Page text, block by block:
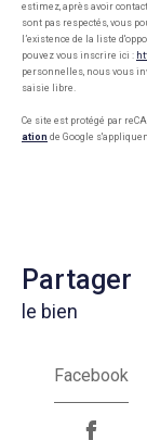
estimez, après avoir
sont pas respectés, vous
l’existence de la liste
pouvez vous inscrire ici :
personnelles, nous vous
saisie libre.
Ce site est protégé par
ation de Google
partager
le bien
Facebook